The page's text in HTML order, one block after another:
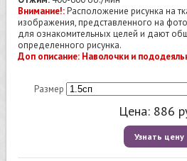
Внимание!:Расположение рисунка на
изображения, представленного на
для ознакомительных целей и дают
определенного рисунка.
Доп описание: Наволочки и
Размер
Цена: 886
Узнать цену